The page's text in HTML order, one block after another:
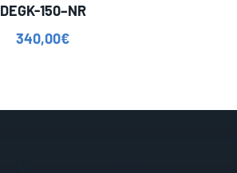
DEGK-150–NR
340,00€